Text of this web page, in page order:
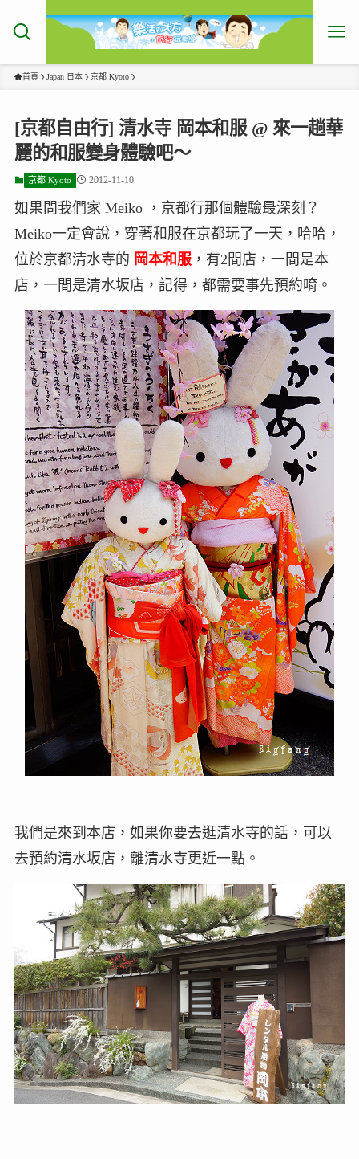
首頁 Japan 日本 京都 Kyoto
[京都自由行] 清水寺 岡本和服 @ 來一趟華
麗的和服變身體驗吧～
京都 Kyoto 2012-11-10
如果問我們家 Meiko ，京都行那個體驗最深刻？
Meiko一定會說，穿著和服在京都玩了一天，哈哈，
位於京都清水寺的 岡本和服，有2間店，一間是本
店，一間是清水坂店，記得，都需要事先預約唷。
我們是來到本店，如果你要去逛清水寺的話，可以
去預約清水坂店，離清水寺更近一點。